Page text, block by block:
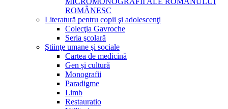
ROMÂNESC
Literatură pentru copii şi adolescenţi
Colecţia Gavroche
Seria şcolară
Ştiinţe umane şi sociale
Cartea de medicină
Gen şi cultură
Monografii
Paradigme
Limb
Restauratio